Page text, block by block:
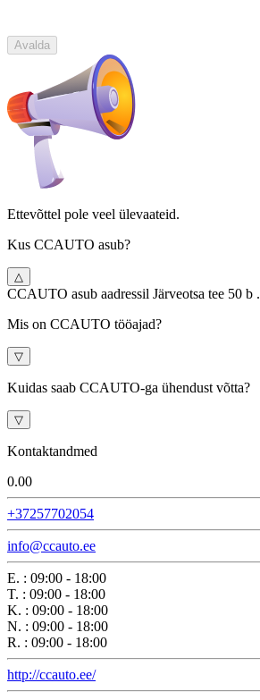
Avalda
Ettevõttel pole veel ülevaateid.
Kus CCAUTO asub?
△
CCAUTO asub aadressil Järveotsa tee 50 b .
Mis on CCAUTO tööajad?
▽
Kuidas saab CCAUTO-ga ühendust võtta?
▽
Kontaktandmed
0.00
+37257702054
info@ccauto.ee
E. : 09:00 - 18:00
T. : 09:00 - 18:00
K. : 09:00 - 18:00
N. : 09:00 - 18:00
R. : 09:00 - 18:00
http://ccauto.ee/